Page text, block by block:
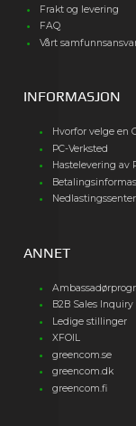
Frakt og levering
FAQ
Vårt
INFORMASJON
Hvorfor velge en
PC-Verksted
Hastelevering av
Nedlastingssenter
ANNET
B2B Sales Inquiry
Ledige stillinger
XFOIL
greencom.se
greencom.dk
greencom.fi